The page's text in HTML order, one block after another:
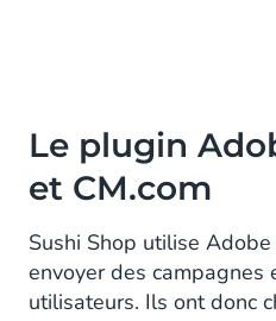
Le plugin
et CM.com
Sushi Shop utilise
envoyer des campagnes
utilisateurs. Ils ont donc